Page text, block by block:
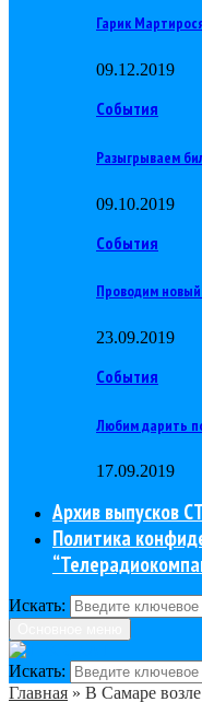
Гарик
09.12.2019
События
Разыгрываем
09.10.2019
События
Проводим
23.09.2019
События
Любим дарить
17.09.2019
Архив выпусков
Политика
Искать:
Искать:
Главная » В Самаре